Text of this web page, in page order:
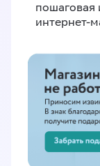
пошаговая
интернет-